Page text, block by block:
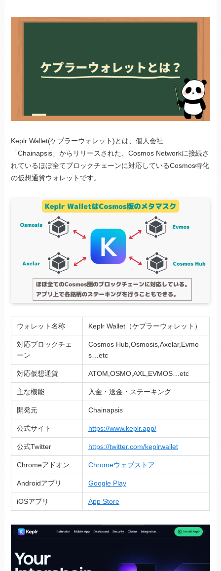
Keplr Wallet(ケプラーウォレット)とは、個人会社
「Chainapsis」からリリースされた、Cosmos Networkに接続さ
れているほぼ全てブロックチェーンに対応しているCosmos特化
の仮想通貨ウォレットです。
ウォレット名称 Keplr Wallet（ケプラーウォレット）
対応ブロックチェ
ーン
Cosmos Hub,Osmosis,Axelar,Evmo
s…etc
対応仮想通貨 ATOM,OSMO,AXL,EVMOS…etc
主な機能 入金・送金・ステーキング
開発元 Chainapsis
公式サイト https://www.keplr.app/
公式Twitter https://twitter.com/keplrwallet
Chromeアドオン Chromeウェブストア
Androidアプリ Google Play
iOSアプリ App Store